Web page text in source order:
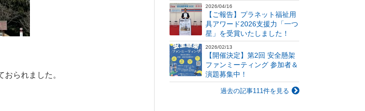
られました。
2026/04/16
【ご報告】プラネット福祉用
具アワード2026支援力「一つ
星」を受賞いたしました！
2026/02/13
【開催決定】第2回 安全懸架
ファンミーティング 参加者＆
演題募集中！
過去の記事111件を見る